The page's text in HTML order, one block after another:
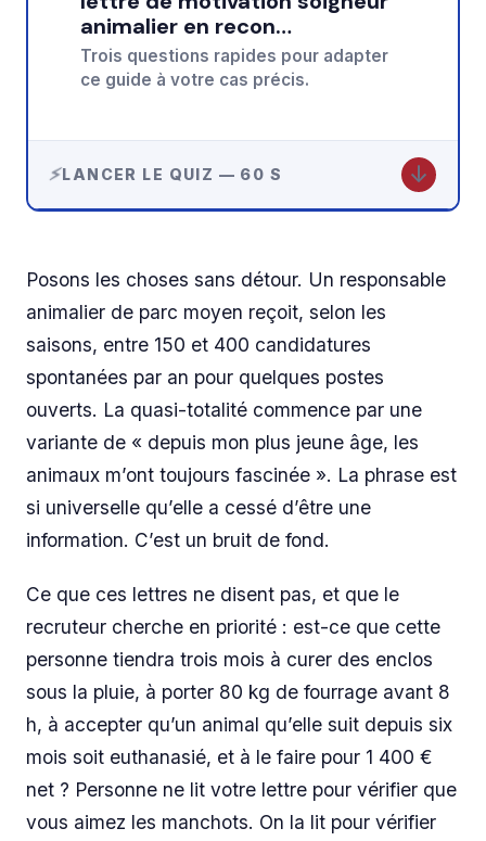
animalier en recon…
Trois questions rapides pour adapter
ce guide à votre cas précis.
LANCER LE QUIZ — 60 S ↓
Posons les choses sans détour. Un responsable
animalier de parc moyen reçoit, selon les
saisons, entre 150 et 400 candidatures
spontanées par an pour quelques postes
ouverts. La quasi-totalité commence par une
variante de « depuis mon plus jeune âge, les
animaux m’ont toujours fascinée ». La phrase est
si universelle qu’elle a cessé d’être une
information. C’est un bruit de fond.
Ce que ces lettres ne disent pas, et que le
recruteur cherche en priorité : est-ce que cette
personne tiendra trois mois à curer des enclos
sous la pluie, à porter 80 kg de fourrage avant 8
h, à accepter qu’un animal qu’elle suit depuis six
mois soit euthanasié, et à le faire pour 1 400 €
net ? Personne ne lit votre lettre pour vérifier que
vous aimez les manchots. On la lit pour vérifier